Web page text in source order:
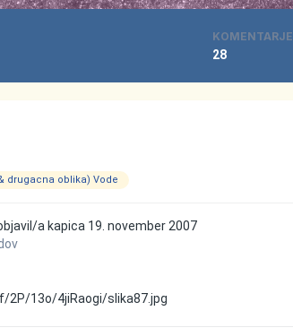
28
drugacna oblika) Vode
a kapica 19. november 2007
2P/13o/4jiRaogi/slika87.jpg